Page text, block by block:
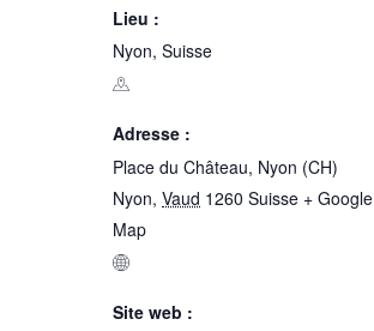
Lieu :
Nyon, Suisse
Adresse :
Place du Château, Nyon (CH)
Nyon, Vaud 1260 Suisse + Google
Map
Site web :